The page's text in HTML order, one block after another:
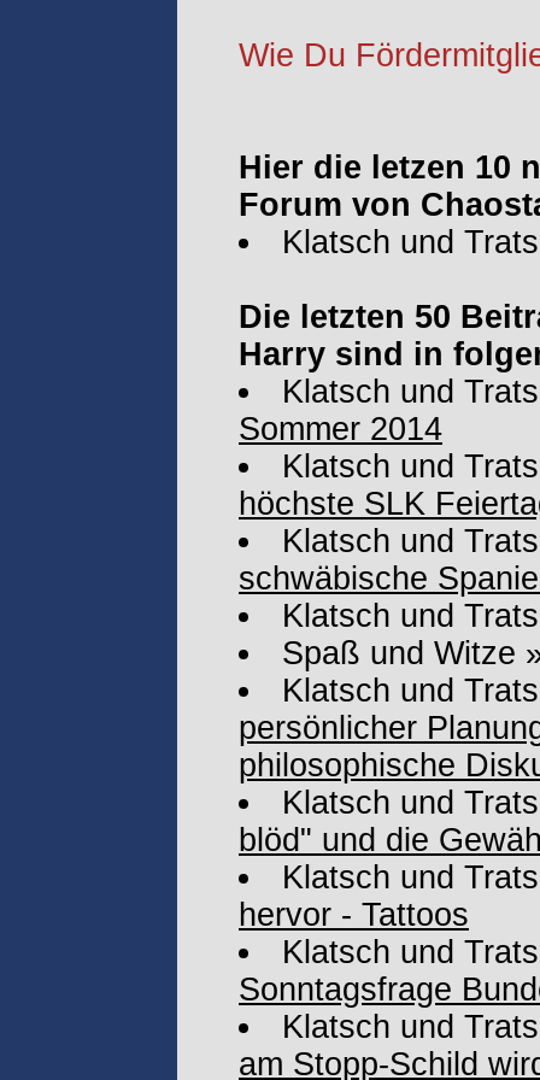
Wie Du
Hier die letzen 10
Forum von
Klatsch und
Die letzten 50
Harry sind in
Klatsch und
Sommer 2014
Klatsch und
höchste SLK
Klatsch und
schwäbische
Klatsch und
Spaß und Witze
Klatsch und
persönlicher
philosophische
Klatsch und
blöd" und die
Klatsch und
hervor - Tattoos
Klatsch und
Sonntagsfrage
Klatsch und
am Stopp-Schild